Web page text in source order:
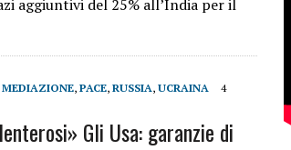
aggiuntivi del 25% all’India per il
MEDIAZIONE, PACE, RUSSIA, UCRAINA
4
Gli Usa: garanzie di